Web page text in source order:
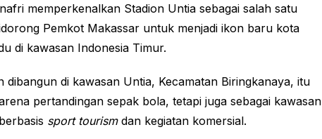
memperkenalkan Stadion Untia sebagai salah satu
Pemkot Makassar untuk menjadi ikon baru kota
di kawasan Indonesia Timur.
di kawasan Untia, Kecamatan Biringkanaya, itu
pertandingan sepak bola, tetapi juga sebagai kawasan
sport tourismdan kegiatan komersial.